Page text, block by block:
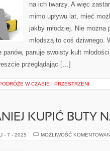
na ich twarzy. A więc
mimo upływu lat, mieć
jakby młodziej. Nie
młodszą to coś dziwnego.
panów, panuje swoisty kult
przeglądając […]
W CZASIE I PRZESTRZENI
KUPIĆ BUTY
- 7 - 2025 MOŻLIWOŚĆ